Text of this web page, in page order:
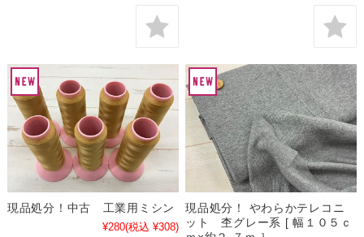
現品処分！中古 工業用ミシン
¥280(税込 ¥308)
現品処分！ やわらかテレコニ
ット 杢グレー系 [ 幅１０５ｃ